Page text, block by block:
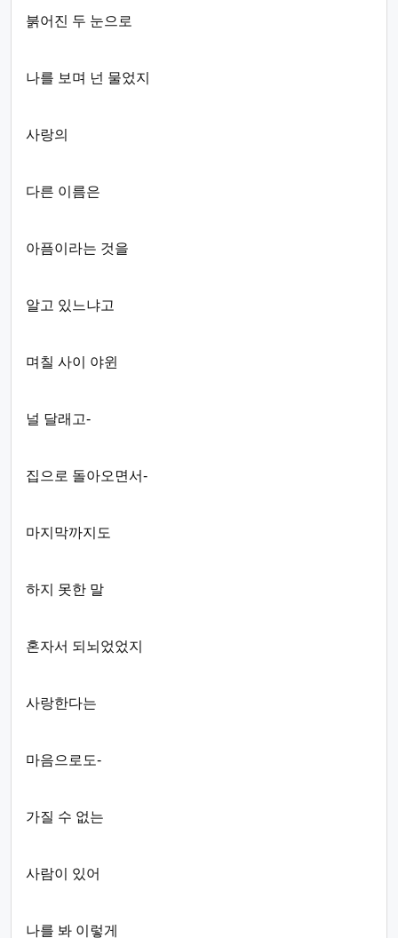
붉어진 두 눈으로
나를 보며 넌 물었지
사랑의
다른 이름은
아픔이라는 것을
알고 있느냐고
며칠 사이 야윈
널 달래고-
집으로 돌아오면서-
마지막까지도
하지 못한 말
혼자서 되뇌었었지
사랑한다는
마음으로도-
가질 수 없는
사람이 있어
나를 봐 이렇게